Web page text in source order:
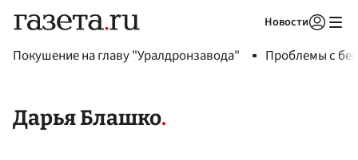
Новости
Покушение на главу "Уралдронзавода" Проблемы с
Дарья Блашко